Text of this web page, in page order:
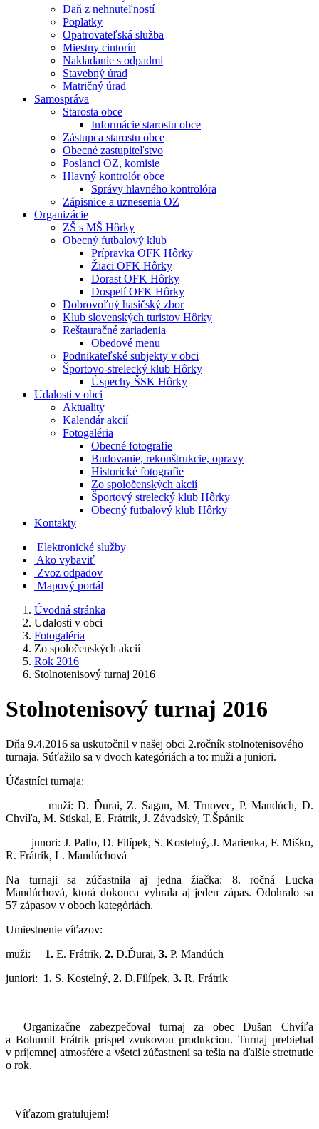
Daň z nehnuteľností
Poplatky
Opatrovateľská služba
Miestny cintorín
Nakladanie s odpadmi
Stavebný úrad
Matričný úrad
Samospráva
Starosta obce
Informácie starostu obce
Zástupca starostu obce
Obecné zastupiteľstvo
Poslanci OZ, komisie
Hlavný kontrolór obce
Správy hlavného kontrolóra
Zápisnice a uznesenia OZ
Organizácie
ZŠ s MŠ Hôrky
Obecný futbalový klub
Prípravka OFK Hôrky
Žiaci OFK Hôrky
Dorast OFK Hôrky
Dospelí OFK Hôrky
Dobrovoľný hasičský zbor
Klub slovenských turistov Hôrky
Reštauračné zariadenia
Obedové menu
Podnikateľské subjekty v obci
Športovo-strelecký klub Hôrky
Úspechy ŠSK Hôrky
Udalosti v obci
Aktuality
Kalendár akcií
Fotogaléria
Obecné fotografie
Budovanie, rekonštrukcie, opravy
Historické fotografie
Zo spoločenských akcií
Športový strelecký klub Hôrky
Obecný futbalový klub Hôrky
Kontakty
Elektronické služby
Ako vybaviť
Zvoz odpadov
Mapový portál
Úvodná stránka
Udalosti v obci
Fotogaléria
Zo spoločenských akcií
Rok 2016
Stolnotenisový turnaj 2016
Stolnotenisový turnaj 2016
Dňa 9.4.2016 sa uskutočnil v našej obci 2.ročník stolnotenisového
turnaja. Súťažilo sa v dvoch kategóriách a to: muži a juniori.
Účastníci turnaja:
muži: D. Ďurai, Z. Sagan, M. Trnovec, P. Mandúch, D.
Chvíľa, M. Stískal, E. Frátrik, J. Závadský, T.Špánik
junori: J. Pallo, D. Filípek, S. Kostelný, J. Marienka, F. Miško,
R. Frátrik, L. Mandúchová
Na turnaji sa zúčastnila aj jedna žiačka: 8. ročná Lucka
Mandúchová, ktorá dokonca vyhrala aj jeden zápas. Odohralo sa
57 zápasov v oboch kategóriách.
Umiestnenie víťazov:
muži: 1. E. Frátrik, 2. D.Ďurai, 3. P. Mandúch
juniori: 1. S. Kostelný, 2. D.Filípek, 3. R. Frátrik
Organizačne zabezpečoval turnaj za obec Dušan Chvíľa
a Bohumil Frátrik prispel zvukovou produkciou. Turnaj prebiehal
v príjemnej atmosfére a všetci zúčastnení sa tešia na ďalšie stretnutie
o rok.
Víťazom gratulujem!